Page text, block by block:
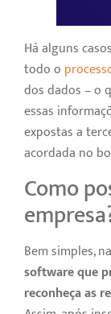
Há alguns
todo o
dos dados – o
essas
expostas a
acordada no
Como
Bem simples,
software que
reconheça as